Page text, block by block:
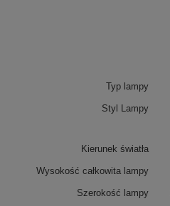
Typ lampy
Styl Lampy
Kierunek światła
Wysokość całkowita lampy
Szerokość lampy